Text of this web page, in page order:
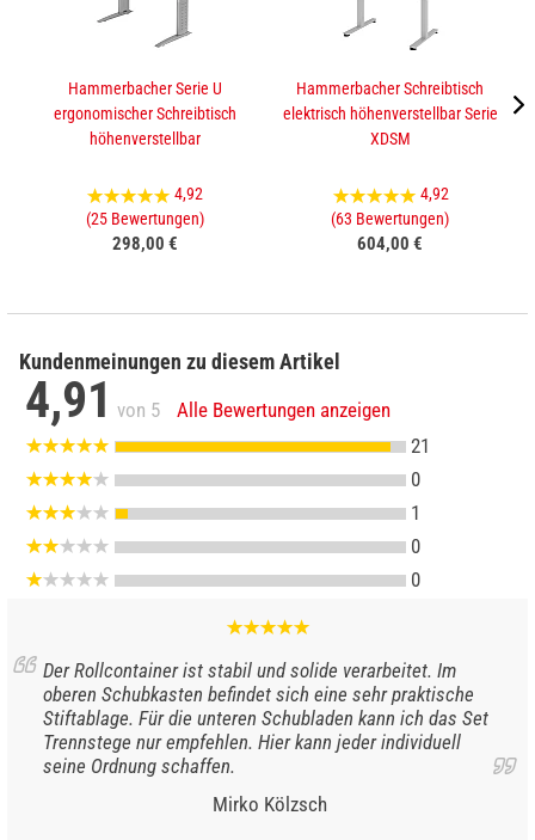
Hammerbacher Serie U
ergonomischer Schreibtisch
höhenverstellbar
4,92
(25 Bewertungen)
298,00 €
Hammerbacher Schreibtisch
elektrisch höhenverstellbar Serie
XDSM
4,92
(63 Bewertungen)
604,00 €
Kundenmeinungen zu diesem Artikel
4,91 von 5
Alle Bewertungen anzeigen
21
0
1
0
0
Der Rollcontainer ist stabil und solide verarbeitet. Im
oberen Schubkasten befindet sich eine sehr praktische
Stiftablage. Für die unteren Schubladen kann ich das Set
Trennstege nur empfehlen. Hier kann jeder individuell
seine Ordnung schaffen.
Mirko Kölzsch